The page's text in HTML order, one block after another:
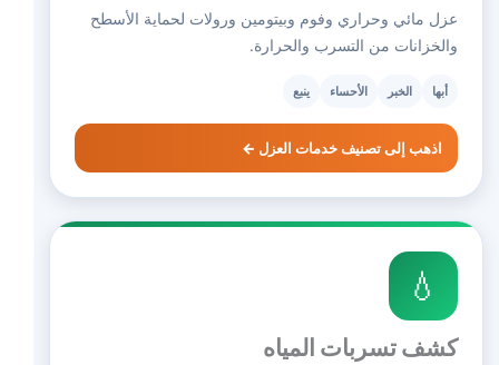
عزل مائي وحراري وفوم وبيتومين ورولات لحماية الأسطح
والخزانات من التسرب والحرارة.
أبها الخبر الأحساء ينبع
اذهب إلى تصنيف خدمات العزل ←
💧
كشف تسربات المياه